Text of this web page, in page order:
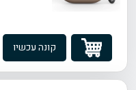
קונה עכשיו